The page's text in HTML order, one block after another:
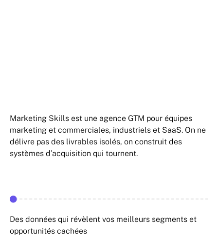
Marketing Skills est une agence GTM pour équipes
marketing et commerciales, industriels et SaaS. On ne
délivre pas des livrables isolés, on construit des
systèmes d’acquisition qui tournent.
Des données qui révèlent vos meilleurs segments et
opportunités cachées